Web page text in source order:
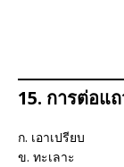
15. การต่อแ
ก. เอาเปรียบ
ข. ทะเลาะ